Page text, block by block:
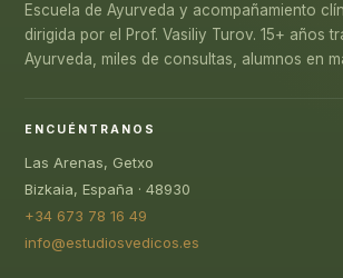
Escuela de Ayurveda y acompañamiento
dirigida por el Prof. Vasiliy Turov. 15+ años
Ayurveda, miles de consultas, alumnos en
ENCUÉNTRANOS
Las Arenas, Getxo
Bizkaia, España · 48930
+34 673 78 16 49
info@estudiosvedicos.es